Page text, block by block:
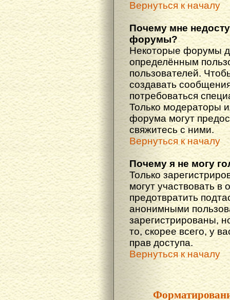
Вернуться к началу
Почему мне
форумы?
Некоторые форумы
определённым
пользователей.
создавать
потребоваться
Только модераторы
форума могут
свяжитесь с ними.
Вернуться к началу
Почему я не могу
Только
могут участвовать в
предотвратить
анонимными
зарегистрированы,
то, скорее всего, у
прав доступа.
Вернуться к началу